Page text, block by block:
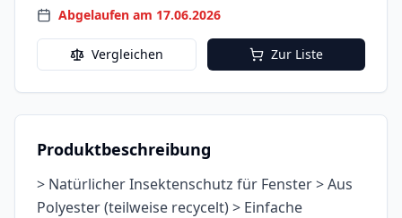
Abgelaufen am 17.06.2026
Vergleichen Zur Liste
Produktbeschreibung
> Natürlicher Insektenschutz für Fenster > Aus
Polyester (teilweise recycelt) > Einfache